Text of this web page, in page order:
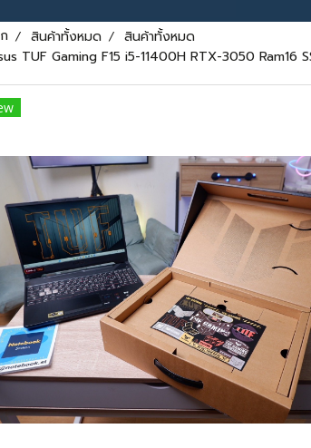
สินค้าทั้งหมด
สินค้าทั้งหมด
TUF Gaming F15 i5-11400H RTX-3050